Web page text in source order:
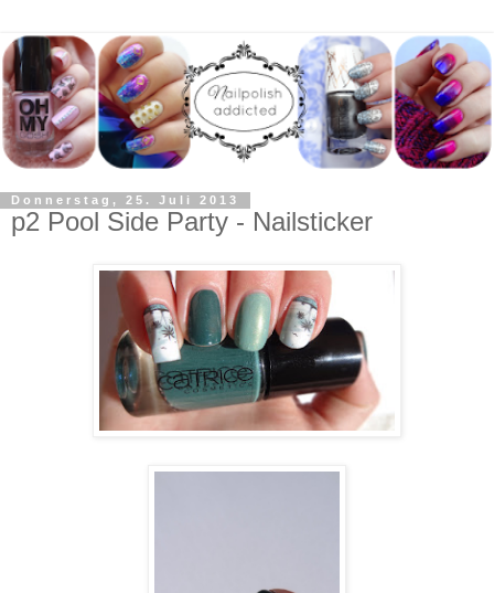
Donnerstag, 25. Juli 2013
p2 Pool Side Party - Nailsticker